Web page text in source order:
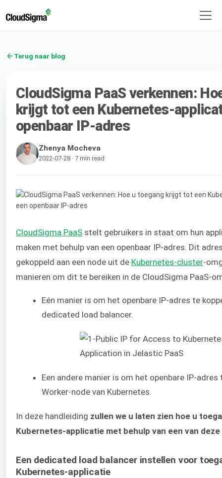
Terug naar blog
CloudSigma PaaS verkennen:
krijgt tot een Kubernetes-
openbaar IP-adres
Zhenya Mocheva
2022-07-28 · 7 min read
CloudSigma PaaS stelt gebruikers in staat om hun
maken met behulp van een openbaar IP-adres. Dit
gekoppeld aan een node uit de Kubernetes-cluster-
manieren om dit te bereiken in de CloudSigma PaaS-
Eén manier is om het openbare IP-adres te
dedicated load balancer.
Een andere manier is om het openbare IP-adres
Worker-node van Kubernetes.
In deze handleiding zullen we u laten zien hoe u
Kubernetes-applicatie met behulp van een van
Een dedicated load balancer instellen voor
Kubernetes-applicatie